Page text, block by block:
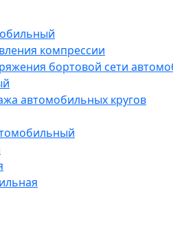
компрессии
бортовой сети
автомобильных кругов